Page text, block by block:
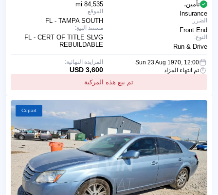
84,535 mi
الموقع:
FL - TAMPA SOUTH
مستند البيع:
FL - CERT OF TITLE SLVG
REBUILDABLE
تأمين،
Insurance
الضرر:
Front End
النوع:
Run & Drive
Sun 23 Aug 1970, 12:00
تم انتهاء المزاد
تم بيع هذه المركبة
المزايدة النهائية:
3,600 USD
Copart